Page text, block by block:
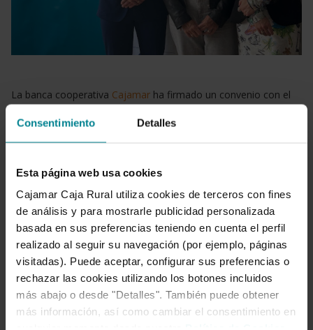
Consentimiento Detalles
Esta página web usa cookies
Cajamar Caja Rural utiliza cookies de terceros con fines
de análisis y para mostrarle publicidad personalizada
basada en sus preferencias teniendo en cuenta el perfil
realizado al seguir su navegación (por ejemplo, páginas
visitadas). Puede aceptar, configurar sus preferencias o
rechazar las cookies utilizando los botones incluidos
más abajo o desde "Detalles". También puede obtener
más información, así como cambiar el consentimiento en
La banca cooperativa Cajamarha firmado un convenio con el
afiliados productos y servicios financieros en condiciones
Técnicos en Cuidados de Enfermería y contribuye con la misión
laboral de este colectivo.
Así, la mayor caja rural española pone a su disposición
productos con condiciones preferentes, entre los que se
encuentran la Cuenta Nómina, hipotecas, productos de
financiación al consumo, productos de financiación
fotovoltaica, fondos de inversión, planes de pensiones, gestión